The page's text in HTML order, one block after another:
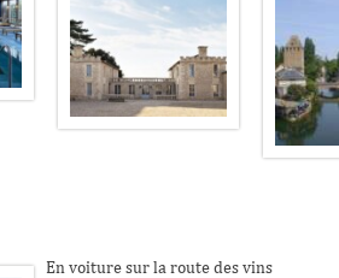
En voiture sur la route des vins